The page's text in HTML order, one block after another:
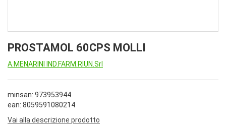
PROSTAMOL 60CPS MOLLI
A.MENARINI IND.FARM.RIUN.Srl
minsan: 973953944
ean: 8059591080214
Vai alla descrizione prodotto